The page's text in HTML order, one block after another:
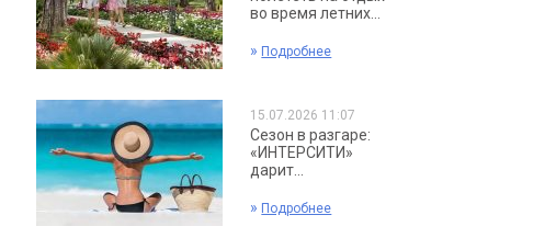
во время летних...
» Подробнее
15.07.2026 11:07
Сезон в разгаре:
«ИНТЕРСИТИ»
дарит...
» Подробнее